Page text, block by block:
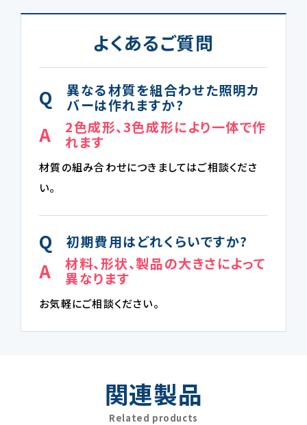
よくあるご質問
Q
異なる材質を組合わせた照明カ
バーは作れますか?
A
2色成形、3色成形により一体で作
れます
材質の組み合わせにつきましてはご相談くださ
い。
Q 初期費用はどれくらいですか?
A
材料、形状、製品の大きさによって
異なります
お気軽にご相談ください。
関連製品
Related products